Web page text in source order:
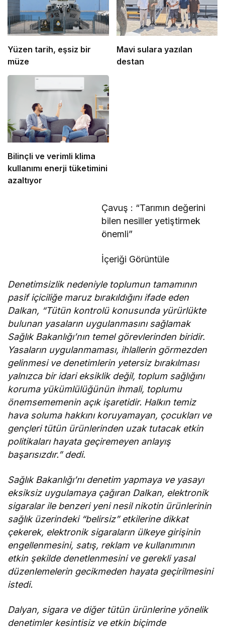
Yüzen tarih, eşsiz bir
müze
Mavi sulara yazılan
destan
Bilinçli ve verimli klima
kullanımı enerji tüketimini
azaltıyor
Çavuş : “Tarımın değerini
bilen nesiller yetiştirmek
önemli”
İçeriği Görüntüle
Denetimsizlik nedeniyle toplumun tamamının
pasif içiciliğe maruz bırakıldığını ifade eden
Dalkan, “Tütün kontrolü konusunda yürürlükte
bulunan yasaların uygulanmasını sağlamak
Sağlık Bakanlığı’nın temel görevlerinden biridir.
Yasaların uygulanmaması, ihlallerin görmezden
gelinmesi ve denetimlerin yetersiz bırakılması
yalnızca bir idari eksiklik değil, toplum sağlığını
koruma yükümlülüğünün ihmali, toplumu
önemsememenin açık işaretidir. Halkın temiz
hava soluma hakkını koruyamayan, çocukları ve
gençleri tütün ürünlerinden uzak tutacak etkin
politikaları hayata geçiremeyen anlayış
başarısızdır.” dedi.
Sağlık Bakanlığı’nı denetim yapmaya ve yasayı
eksiksiz uygulamaya çağıran Dalkan, elektronik
sigaralar ile benzeri yeni nesil nikotin ürünlerinin
sağlık üzerindeki “belirsiz” etkilerine dikkat
çekerek, elektronik sigaraların ülkeye girişinin
engellenmesini, satış, reklam ve kullanımının
etkin şekilde denetlenmesini ve gerekli yasal
düzenlemelerin gecikmeden hayata geçirilmesini
istedi.
Dalyan, sigara ve diğer tütün ürünlerine yönelik
denetimler kesintisiz ve etkin biçimde